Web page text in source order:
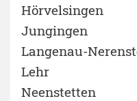
Hörvelsingen
Jungingen
Langenau-
Lehr
Neenstetten